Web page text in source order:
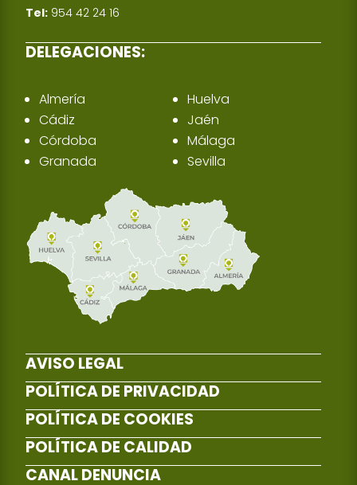
Tel: 954 42 24 16
DELEGACIONES:
Almería
Cádiz
Córdoba
Granada
Huelva
Jaén
Málaga
Sevilla
AVISO LEGAL
POLÍTICA DE PRIVACIDAD
POLÍTICA DE COOKIES
POLÍTICA DE CALIDAD
CANAL DENUNCIA